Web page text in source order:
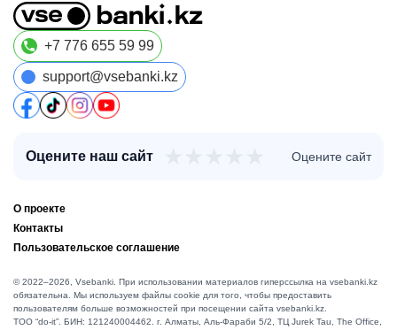
+7 776 655 59 99
support@vsebanki.kz
Оцените наш сайт Оцените сайт
О проекте
Контакты
Пользовательское соглашение
© 2022–2026, Vsebanki. При использовании материалов гиперссылка на vsebanki.kz
обязательна. Мы используем файлы cookie для того, чтобы предоставить
пользователям больше возможностей при посещении сайта vsebanki.kz.
TOO “do-it”. БИН: 121240004462. г. Алматы, ​Аль-Фараби 5/2, ТЦ Jurek Tau, The Office,